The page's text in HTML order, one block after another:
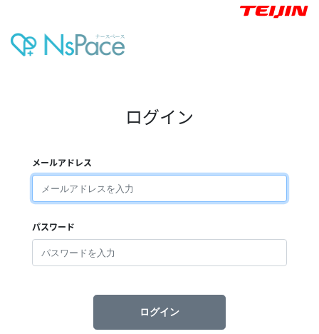
ログイン
メールアドレス
パスワード
ログイン